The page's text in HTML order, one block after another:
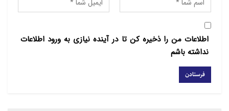
اطلاعات من را ذخیره کن تا در آینده نیازی به ورود اطلاعات
نداشته باشم